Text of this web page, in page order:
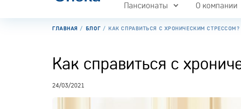
Пансионаты О компании
ГЛАВНАЯ БЛОГ КАК СПРАВИТЬСЯ С ХРОНИЧЕСКИМ СТРЕССОМ?
Как справиться с
24/03/2021